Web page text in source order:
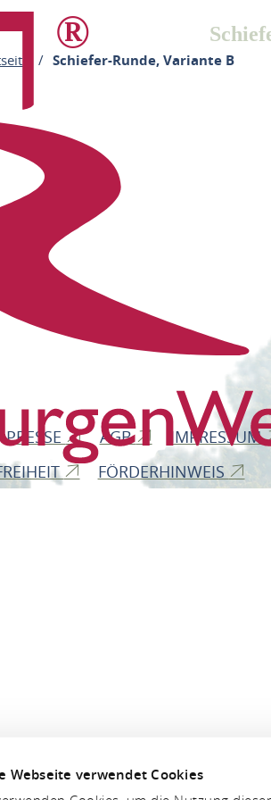
Webseite verwendet Cookies
Schiefer-Runde, Variante B
PRESSE AGB IMPRESSUM
FÖRDERHINWEIS